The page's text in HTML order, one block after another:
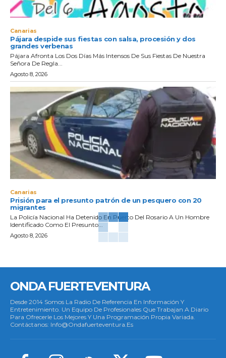
Canarias
Pájara despide sus fiestas con salsa, procesión y dos
grandes verbenas
Pájara Afronta Los Dos Días Más Intensos De Sus Fiestas De Nuestra
Señora De Regla...
Agosto 8, 2026
Canarias
Prisión para el presunto patrón de un pesquero con 20
migrantes
La Policía Nacional Ha Detenido En Puerto Del Rosario A Un Hombre
Identificado Como El Presunto...
Agosto 8, 2026
ONDA FUERTEVENTURA
Desde 2014 Somos La Radio De Referencia En Información Y
Entretenimiento. Un Equipo De Profesionales Que Trabajan A Diario
Para Ofrecerle Los Mejores Y Una Programación Propia Variada.
Contáctanos: Info@ondafuerteventura.es